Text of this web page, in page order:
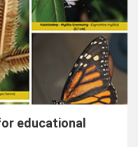
educational